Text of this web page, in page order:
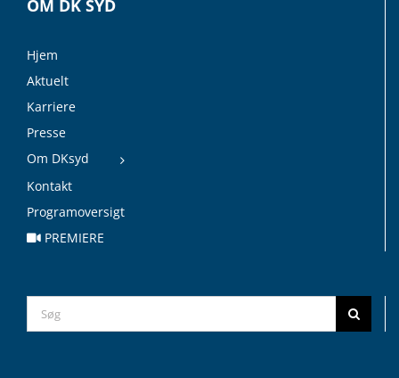
OM DK SYD
Hjem
Aktuelt
Karriere
Presse
Om DKsyd
Kontakt
Programoversigt
PREMIERE
Search
for: